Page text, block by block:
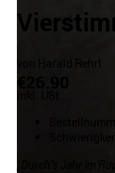
von Harald Rehrl
„Durch’s Jahr im